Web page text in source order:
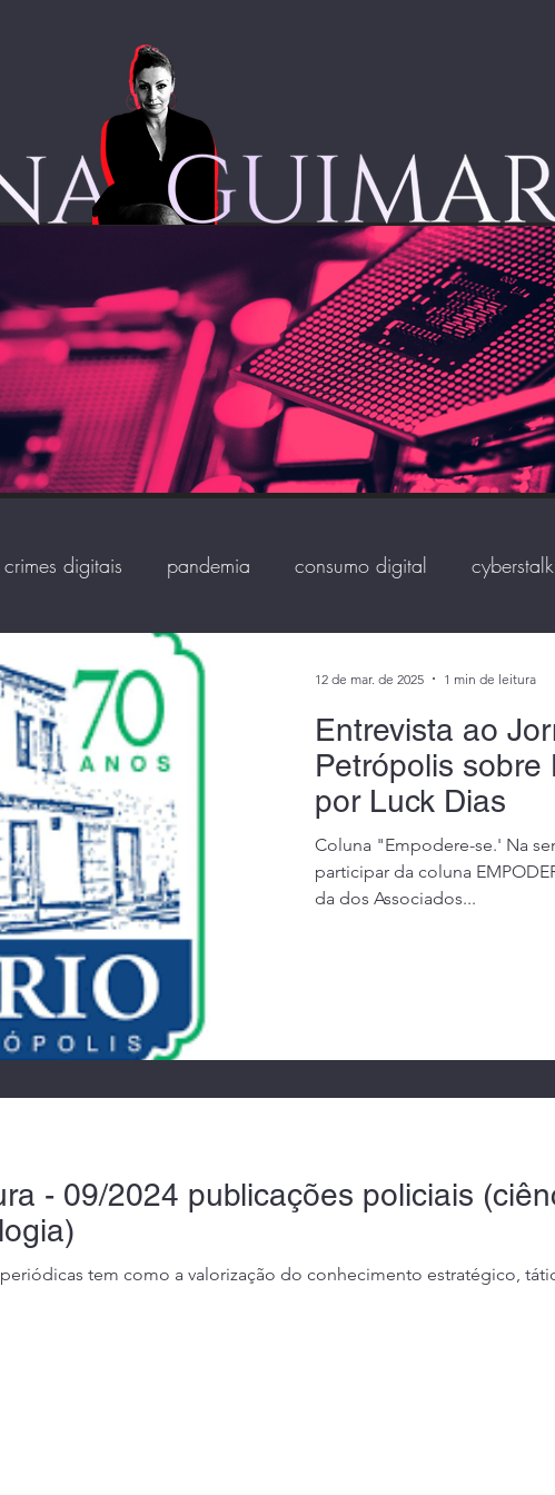
crimes digitais pandemia consumo digital
profiling Criminal Profiling
digital LGPD Big Data usabilidade
modus operandi predadores sexuais
sexual infantil
terrorismo nas escolas
Entrevista ao
Petrópolis sobre
por Luck Dias
Coluna "Empodere-se.' Na semana passada tive a alegria de
participar da coluna
da dos Associados...
12 de mar. de 2025 1 min de leitura
- 09/2024 publicações policiais
tem como a valorização do conhecimento estratégico,